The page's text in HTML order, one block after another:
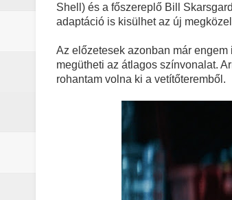
Shell) és a főszereplő Bill
adaptáció is kisülhet az új
Az előzetesek azonban már
megütheti az átlagos színvonalat.
rohantam volna ki a vetítőteremből.